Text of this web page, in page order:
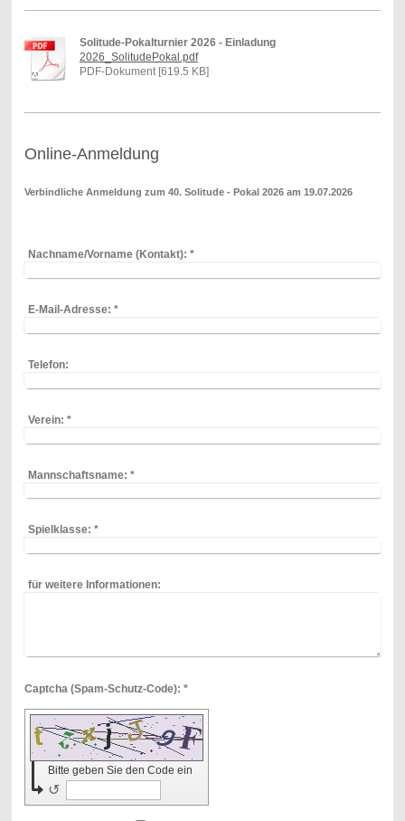
Solitude-Pokalturnier 2026 - Einladung
2026_SolitudePokal.pdf
PDF-Dokument [619.5 KB]
Online-Anmeldung
Verbindliche Anmeldung zum 40. Solitude - Pokal 2026 am 19.07.2026
Nachname/Vorname (Kontakt): *
E-Mail-Adresse: *
Telefon:
Verein: *
Mannschaftsname: *
Spielklasse: *
für weitere Informationen:
Captcha (Spam-Schutz-Code): *
Bitte geben Sie den Code ein
↺